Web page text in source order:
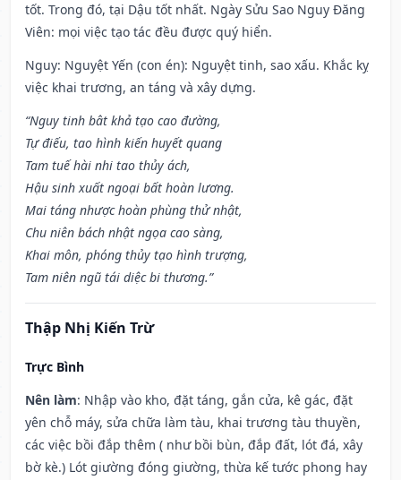
tốt. Trong đó, tại Dậu tốt nhất. Ngày Sửu Sao Nguy Đăng
Viên: mọi việc tạo tác đều được quý hiển.
Nguy: Nguyệt Yến (con én): Nguyệt tinh, sao xấu. Khắc kỵ
việc khai trương, an táng và xây dựng.
“Nguy tinh bât khả tạo cao đường,
Tự điếu, tao hình kiến huyết quang
Tam tuế hài nhi tao thủy ách,
Hậu sinh xuất ngoại bất hoàn lương.
Mai táng nhược hoàn phùng thử nhật,
Chu niên bách nhật ngọa cao sàng,
Khai môn, phóng thủy tạo hình trượng,
Tam niên ngũ tái diệc bi thương.”
Thập Nhị Kiến Trừ
Trực Bình
Nên làm: Nhập vào kho, đặt táng, gắn cửa, kê gác, đặt
yên chỗ máy, sửa chữa làm tàu, khai trương tàu thuyền,
các việc bồi đắp thêm ( như bồi bùn, đắp đất, lót đá, xây
bờ kè.) Lót giường đóng giường, thừa kế tước phong hay